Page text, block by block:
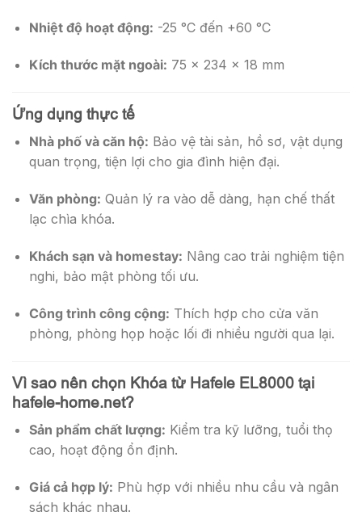
Nhiệt độ hoạt động: -25 °C đến +60 °C
Kích thước mặt ngoài: 75 × 234 × 18 mm
Ứng dụng thực tế
Nhà phố và căn hộ: Bảo vệ tài sản, hồ sơ, vật dụng
quan trọng, tiện lợi cho gia đình hiện đại.
Văn phòng: Quản lý ra vào dễ dàng, hạn chế thất
lạc chìa khóa.
Khách sạn và homestay: Nâng cao trải nghiệm tiện
nghi, bảo mật phòng tối ưu.
Công trình công cộng: Thích hợp cho cửa văn
phòng, phòng họp hoặc lối đi nhiều người qua lại.
Vì sao nên chọn Khóa từ Hafele EL8000 tại
hafele-home.net?
Sản phẩm chất lượng: Kiểm tra kỹ lưỡng, tuổi thọ
cao, hoạt động ổn định.
Giá cả hợp lý: Phù hợp với nhiều nhu cầu và ngân
sách khác nhau.